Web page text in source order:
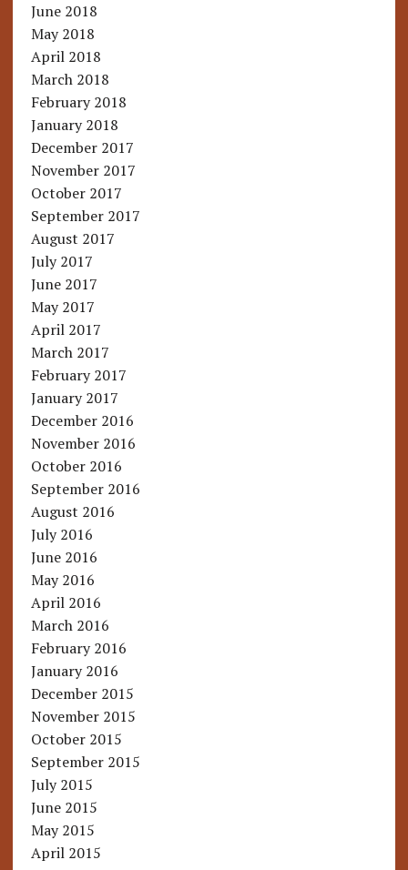
June 2018
May 2018
April 2018
March 2018
February 2018
January 2018
December 2017
November 2017
October 2017
September 2017
August 2017
July 2017
June 2017
May 2017
April 2017
March 2017
February 2017
January 2017
December 2016
November 2016
October 2016
September 2016
August 2016
July 2016
June 2016
May 2016
April 2016
March 2016
February 2016
January 2016
December 2015
November 2015
October 2015
September 2015
July 2015
June 2015
May 2015
April 2015